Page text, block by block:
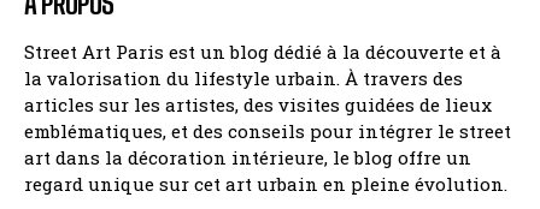
Street Art Paris est un blog dédié à la découverte et à
la valorisation du lifestyle urbain. À travers des
articles sur les artistes, des visites guidées de lieux
emblématiques, et des conseils pour intégrer le street
art dans la décoration intérieure, le blog offre un
regard unique sur cet art urbain en pleine évolution.